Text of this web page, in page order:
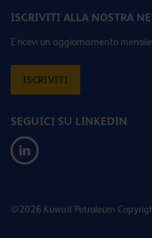
ISCRIVITI ALLA NOSTRA
E ricevi un aggiornamento
ISCRIVITI
SEGUICI SU LINKEDIN
©2026 Kuwait Petroleum